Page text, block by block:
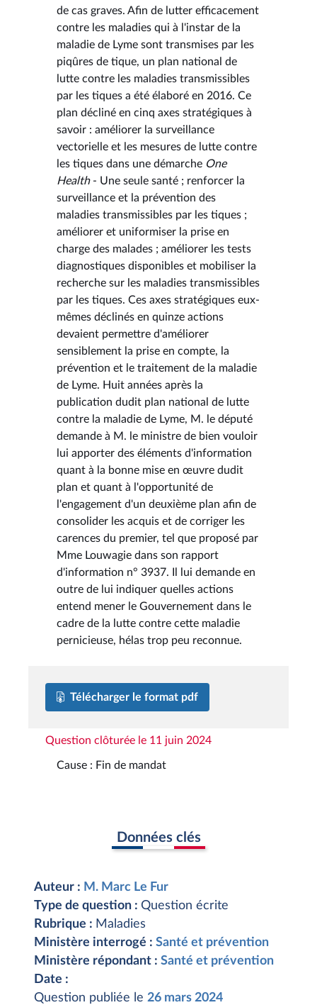
de cas graves. Afin de lutter efficacement
contre les maladies qui à l'instar de la
maladie de Lyme sont transmises par les
piqûres de tique, un plan national de
lutte contre les maladies transmissibles
par les tiques a été élaboré en 2016. Ce
plan décliné en cinq axes stratégiques à
savoir : améliorer la surveillance
vectorielle et les mesures de lutte contre
les tiques dans une démarche One
Health- Une seule santé ; renforcer la
surveillance et la prévention des
maladies transmissibles par les tiques ;
améliorer et uniformiser la prise en
charge des malades ; améliorer les tests
diagnostiques disponibles et mobiliser la
recherche sur les maladies transmissibles
par les tiques. Ces axes stratégiques eux-
mêmes déclinés en quinze actions
devaient permettre d'améliorer
sensiblement la prise en compte, la
prévention et le traitement de la maladie
de Lyme. Huit années après la
publication dudit plan national de lutte
contre la maladie de Lyme, M. le député
demande à M. le ministre de bien vouloir
lui apporter des éléments d'information
quant à la bonne mise en œuvre dudit
plan et quant à l'opportunité de
l'engagement d'un deuxième plan afin de
consolider les acquis et de corriger les
carences du premier, tel que proposé par
Mme Louwagie dans son rapport
d'information n° 3937. Il lui demande en
outre de lui indiquer quelles actions
entend mener le Gouvernement dans le
cadre de la lutte contre cette maladie
pernicieuse, hélas trop peu reconnue.
Télécharger le format pdf
Question clôturée le 11 juin 2024
Cause : Fin de mandat
Données clés
Auteur : M. Marc Le Fur
Type de question : Question écrite
Rubrique : Maladies
Ministère interrogé : Santé et prévention
Ministère répondant : Santé et prévention
Date :
Question publiée le 26 mars 2024